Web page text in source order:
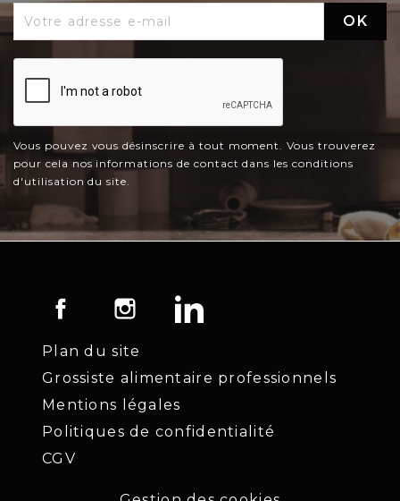
Vous pouvez vous désinscrire à tout moment. Vous trouverez
pour cela nos informations de contact dans les conditions
d'utilisation du site.
Facebook Instagram
Plan du site
Grossiste alimentaire professionnels
Mentions légales
Politiques de confidentialité
CGV